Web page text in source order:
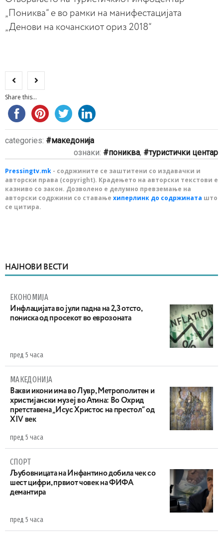
„Пониква“ е во рамки на манифестацијата
„Денови на кочанскиот ориз 2018“
Share this...
categories:
македонија
ознаки:
пониква, туристички центар
Pressingtv.mk - содржините се заштитени со издавачки и
авторски права (copyright). Крадењето на авторски текстови е
казниво со закон. Дозволено е делумно превземање на
авторски содржини со ставање хиперлинк до содржината што
се цитира.
НАЈНОВИ ВЕСТИ
ЕКОНОМИЈА
Инфлацијата во јули падна на 2,3 отсто,
пониска од просекот во еврозоната
пред 5 часа
МАКЕДОНИЈА
Вакви икони има во Лувр, Метрополитен и
христијански музеј во Атина: Во Охрид
претставена „Исус Христос на престол“ од
XIV век
пред 5 часа
СПОРТ
Љубовницата на Инфантино добила чек со
шест цифри, првиот човек на ФИФА
демантира
пред 5 часа